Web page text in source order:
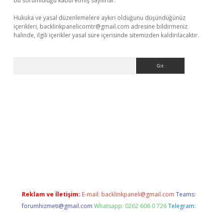
Hukuka ve yasal düzenlemelere aykırı olduğunu düşündüğünüz
içerikleri, backlinkpanelicomtr@gmail.com adresine bildirmeniz
halinde, ilgili içerikler yasal süre içerisinde sitemizden kaldırılacaktır.
Reklam ve İletişim: E-mail: backlinkpaneli@gmail.com Teams:
forumhizmeti@gmail.com Whatsapp: 0262 606 0 726 Telegram: